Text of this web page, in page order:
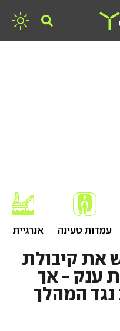
עמדות טעינה אנרגיית גז
את קיבולת
ענק - אך
המהלך